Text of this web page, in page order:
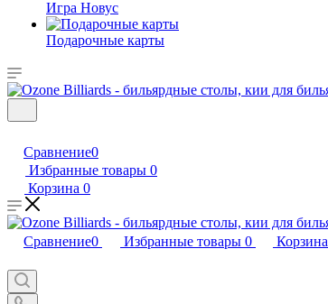
Игра Новус
Подарочные карты
Сравнение0
Избранные товары 0
Корзина 0
Сравнение0 Избранные товары 0 Корзина